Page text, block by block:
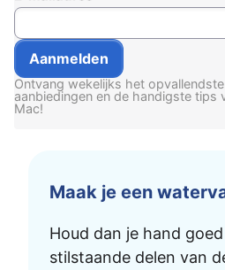
Ontvang wekelijks het
aanbiedingen en de handigste tips
Mac!
Maak je een
Houd dan je hand
stilstaande delen van